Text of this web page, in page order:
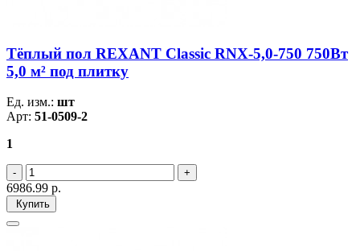
Тёплый пол REXANT Classic RNX-5,0-750 750Вт
5,0 м² под плитку
Ед. изм.: шт
Арт: 51-0509-2
1
6986.99 р.
Купить